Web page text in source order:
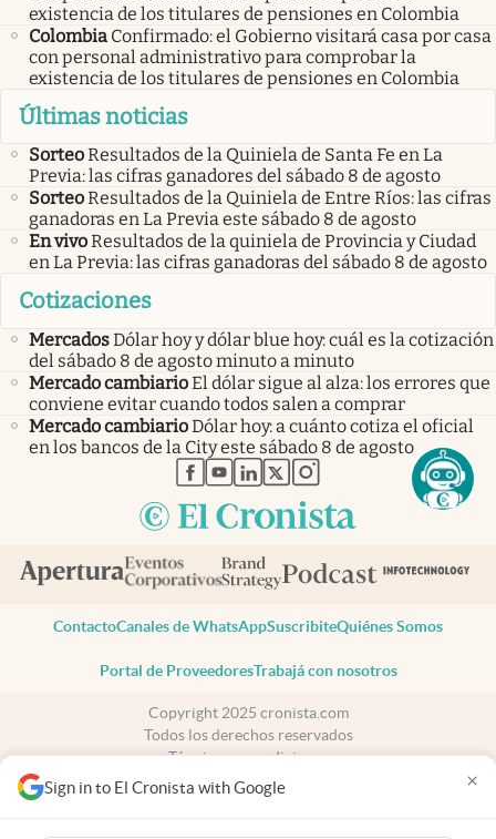
Sign in to El Cronista with Google ×
existencia de los titulares de pensiones en Colombia
Colombia Confirmado: el Gobierno visitará casa por casa
con personal administrativo para comprobar la
existencia de los titulares de pensiones en Colombia
Últimas noticias
SorteoResultados de la Quiniela de Santa Fe en La
Previa: las cifras ganadores del sábado 8 de agosto
SorteoResultados de la Quiniela de Entre Ríos: las cifras
ganadoras en La Previa este sábado 8 de agosto
En vivoResultados de la quiniela de Provincia y Ciudad
en La Previa: las cifras ganadoras del sábado 8 de agosto
Cotizaciones
MercadosDólar hoy y dólar blue hoy: cuál es la cotización
del sábado 8 de agosto minuto a minuto
Mercado cambiarioEl dólar sigue al alza: los errores que
conviene evitar cuando todos salen a comprar
Mercado cambiarioDólar hoy: a cuánto cotiza el oficial
en los bancos de la City este sábado 8 de agosto
abre en nueva pestaña
abre en nueva pestaña
abre en nueva pestaña
abre en nueva pestaña
abre en nueva pestaña
ContactoCanales de WhatsAppSuscribiteQuiénes Somos
Portal de ProveedoresTrabajá con nosotros
Copyright 2025 cronista.com
Todos los derechos reservados
Términos y condiciones
Privacidad
Consentimiento